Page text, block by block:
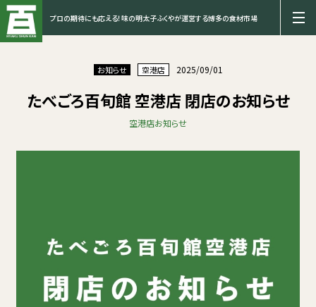
プロの期待にも応える！味の明太子ふくやが運営する博多の食材市場
お知らせ 空港店 2025/09/01
たべごろ百旬館 空港店 閉店のお知らせ
空港店お知らせ